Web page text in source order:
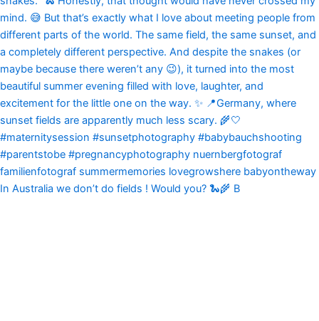
In Australia we don’t do fields ! Would you? 🐍🌾 B